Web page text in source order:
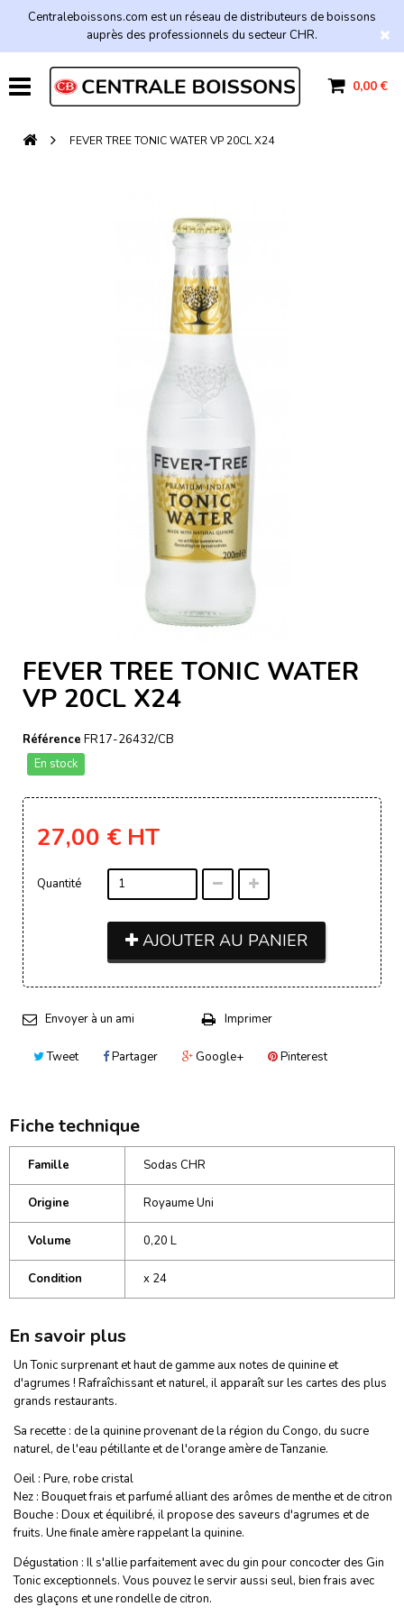
Centraleboissons.com est un réseau de distributeurs de boissons
auprès des professionnels du secteur CHR.
0,00 €
FEVER TREE TONIC WATER VP 20CL X24
FEVER TREE TONIC WATER
VP 20CL X24
Référence FR17-26432/CB
En stock
27,00 € HT
Quantité
AJOUTER AU PANIER
Envoyer à un ami Imprimer
Tweet Partager Google+ Pinterest
Fiche technique
Famille Sodas CHR
Origine Royaume Uni
Volume 0,20 L
Condition x 24
En savoir plus
Un Tonic surprenant et haut de gamme aux notes de quinine et
d'agrumes ! Rafraîchissant et naturel, il apparaît sur les cartes des plus
grands restaurants.
Sa recette : de la quinine provenant de la région du Congo, du sucre
naturel, de l'eau pétillante et de l'orange amère de Tanzanie.
Oeil : Pure, robe cristal
Nez : Bouquet frais et parfumé alliant des arômes de menthe et de citron
Bouche : Doux et équilibré, il propose des saveurs d'agrumes et de
fruits. Une finale amère rappelant la quinine.
Dégustation : Il s'allie parfaitement avec du gin pour concocter des Gin
Tonic exceptionnels. Vous pouvez le servir aussi seul, bien frais avec
des glaçons et une rondelle de citron.